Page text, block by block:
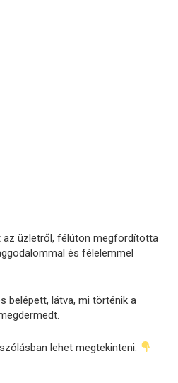
az üzletről, félúton megfordította
és félelemmel
belépett, látva, mi történik a
lehet megtekinteni.